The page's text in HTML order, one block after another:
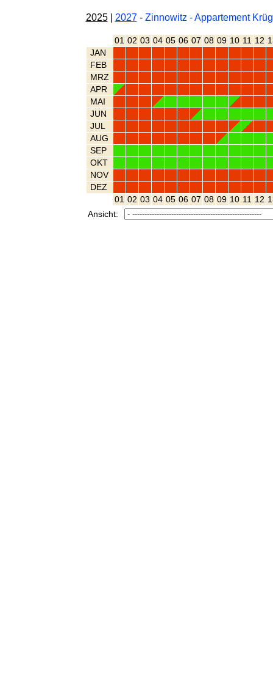
2025| 2027- Zinnowitz - Appartement
01 02 03 04 05 06 07 08 09 10 11 12
JAN
FEB
MRZ
APR
MAI
JUN
JUL
AUG
SEP
OKT
NOV
DEZ
01 02 03 04 05 06 07 08 09 10 11 12
Ansicht: